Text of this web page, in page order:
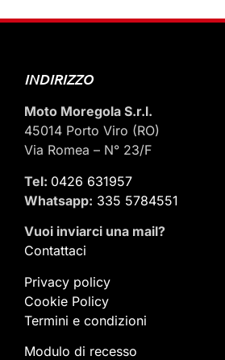
INDIRIZZO
Moto Moregola S.r.l.
45014 Porto Viro (RO)
Via Romea – N° 23/F
Tel: 0426 631957
Whatsapp: 335 5784551
Vuoi inviarci una mail?
Contattaci
Privacy policy
Cookie Policy
Termini e condizioni
Modulo di recesso